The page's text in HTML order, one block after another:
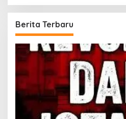
Berita Terbaru